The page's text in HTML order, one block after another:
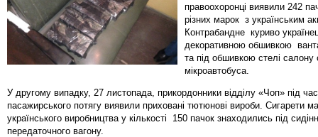
правоохоронці виявили 242
різних марок з українським
Контрабандне куриво
декоративною обшивкою
та під обшивкою стелі салону
мікроавтобуса.
У другому випадку, 27 листопада, прикордонники відділу «Чоп» під
пасажирського потягу виявили приховані тютюнові вироби. Сигарети
українського виробництва у кількості 150 пачок знаходились під
передаточного вагону.